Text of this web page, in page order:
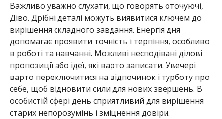
Важливо уважно слухати, що говорять оточуючі,
Діво. Дрібні деталі можуть виявитися ключем до
вирішення складного завдання. Енергія дня
допомагає проявити точність і терпіння, особливо
в роботі та навчанні. Можливі несподівані ділові
пропозиції або ідеї, які варто записати. Увечері
варто переключитися на відпочинок і турботу про
себе, щоб відновити сили для нових звершень. В
особистій сфері день сприятливий для вирішення
старих непорозумінь і зміцнення довіри.